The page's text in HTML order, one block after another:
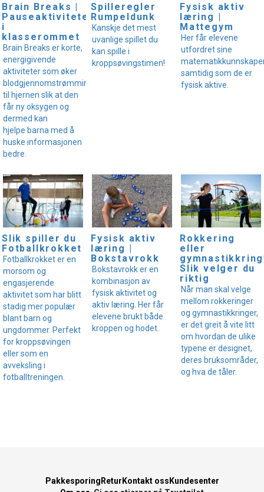
Brain Breaks |
Pauseaktiviteter
i
klasserommet
Brain Breaks er korte,
energigivende
aktiviteter som øker
blodgjennomstrømmingen
til hjernen slik at den
får ny oksygen og
dermed kan
hjelpe barna med å
huske informasjonen
bedre.
Spilleregler
Rumpeldunk
Kanskje det mest
uvanlige spillet du
kan spille i
kroppsøvingstimen!
Fysisk aktiv
læring |
Mattegym
Her får elevene
utfordret sine
samtidig som de er
fysisk aktive.
Slik spiller du
Fotballkrokket
Fotballkrokket er en
morsom og
engasjerende
aktivitet som har blitt
stadig mer populær
blant barn og
ungdommer. Perfekt
for kroppsøvingen
eller som en
avveksling i
fotballtreningen.
Fysisk aktiv
læring |
Bokstavrokk
Bokstavrokk er en
kombinasjon av
fysisk aktivitet og
aktiv læring. Her får
elevene brukt både
kroppen og hodet.
Rokkering
eller
Slik velger du
riktig
Når man skal velge
mellom rokkeringer
og gymnastikkringer,
er det greit å vite litt
om hvordan de ulike
typene er designet,
deres bruksområder,
og hva de tåler.
Pakkesporing Retur Kontakt oss Kundesenter